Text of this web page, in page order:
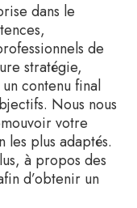
dans le
de
stratégie,
contenu final
Nous nous
votre
les plus adaptés.
à propos des
d’obtenir un